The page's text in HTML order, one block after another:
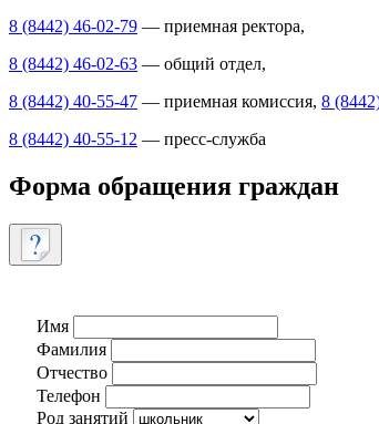
8 (8442) 46-02-79 — приемная ректора,
8 (8442) 46-02-63 — общий отдел,
8 (8442) 40-55-47 — приемная комиссия, 8
8 (8442) 40-55-12 — пресс-служба
Форма обращения граждан
Имя
Фамилия
Отчество
Телефон
Род занятий